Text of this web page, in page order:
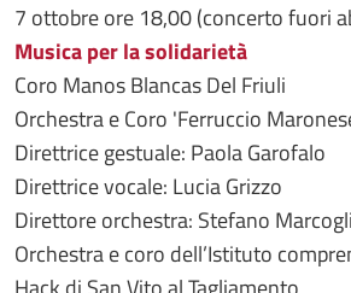
7 ottobre ore 18,00 (concerto fuori
Musica per la solidarietà
Coro Manos Blancas Del Friuli
Orchestra e Coro 'Ferruccio
Direttrice gestuale: Paola Garofalo
Direttrice vocale: Lucia Grizzo
Direttore orchestra: Stefano
Orchestra e coro dell’Istituto